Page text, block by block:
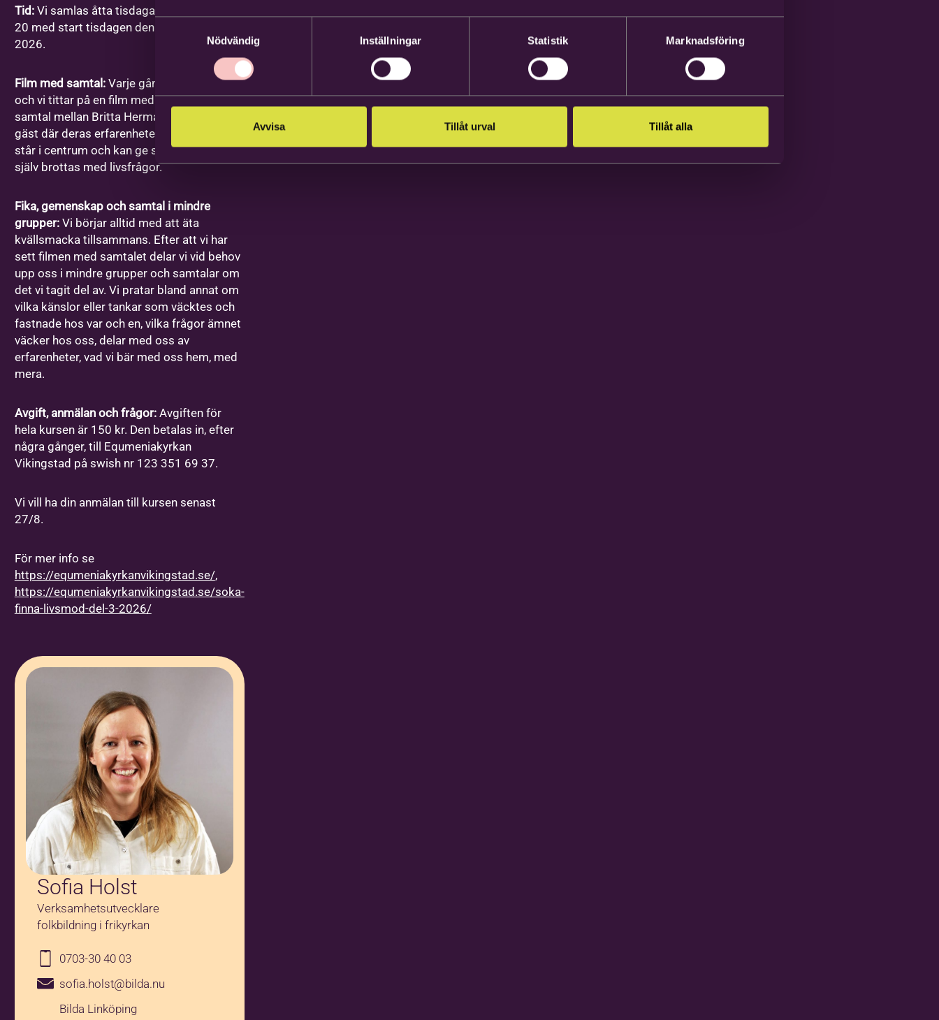
Nödvändig
Inställningar Statistik Marknadsföring
Avvisa Tillåt urval Tillåt alla
Tid: Vi samlas åtta tisdagar mellan kl. 18-
20 med start tisdagen den 1 september
2026.
Film med samtal: Varje gång har ett ämne
och vi tittar på en film med ett förinspelat
samtal mellan Britta Hermansson och en
gäst där deras erfarenheter och berättelser
står i centrum och kan ge stöd åt den som
själv brottas med livsfrågor.
Fika, gemenskap och samtal i mindre
grupper: Vi börjar alltid med att äta
kvällsmacka tillsammans. Efter att vi har
sett filmen med samtalet delar vi vid behov
upp oss i mindre grupper och samtalar om
det vi tagit del av. Vi pratar bland annat om
vilka känslor eller tankar som väcktes och
fastnade hos var och en, vilka frågor ämnet
väcker hos oss, delar med oss av
erfarenheter, vad vi bär med oss hem, med
mera.
Avgift, anmälan och frågor: Avgiften för
hela kursen är 150 kr. Den betalas in, efter
några gånger, till Equmeniakyrkan
Vikingstad på swish nr 123 351 69 37.
Vi vill ha din anmälan till kursen senast
27/8.
För mer info se
https://equmeniakyrkanvikingstad.se/,
https://equmeniakyrkanvikingstad.se/soka-
finna-livsmod-del-3-2026/
Sofia Holst
Verksamhetsutvecklare
folkbildning i frikyrkan
0703-30 40 03
sofia.holst@bilda.nu
Bilda Linköping